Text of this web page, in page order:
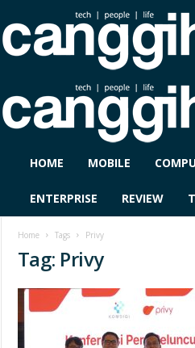
G
HOME MOBILE
ENTERPRISE REVIEW
Home Tags Privy
Tag: Privy